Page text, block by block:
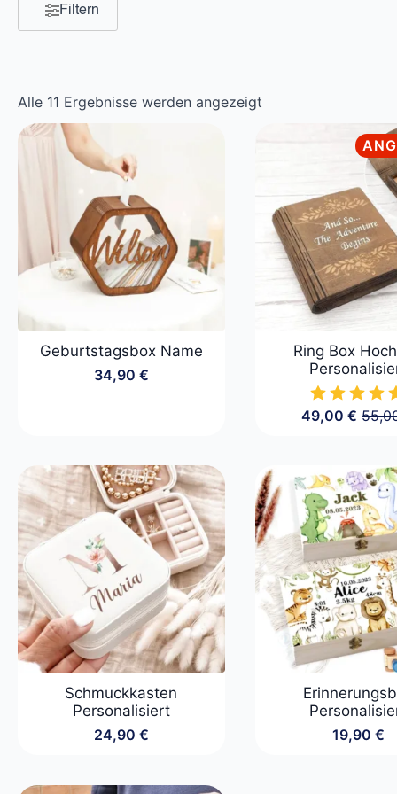
Filtern
Alle 11 Ergebnisse werden angezeigt
Geburtstagsbox Name
34,90 €
Ring Box
49,00€
Schmuckkasten
Personalisiert
24,90 €
19,90 €